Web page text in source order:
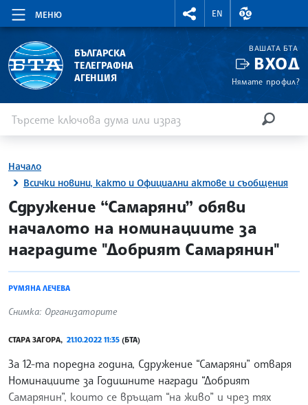
МЕНЮ
RIGHTMENU.SOCIAL
EN
ВАЛУТНИ
БЪЛГАРСКА
ТЕЛЕГРАФНА
АГЕНЦИЯ
ВАШАТА БТА
ВХОД
Нямате профил?
Начало
Всички новини, както и Официални актове и съобщения
site.bta
Сдружение “Самаряни” обяви
началото на номинациите за
наградите "Добрият Самарянин"
РУМЯНА ЛЕЧЕВА
Снимка: Организаторите
СТАРА ЗАГОРА, 21.10.2022 11:35 (БТА)
За 12-та поредна година, Сдружение “Самаряни” отваря
Номинациите за Годишните награди “Добрият
Самарянин”, които се връщат “на живо” и чрез тях